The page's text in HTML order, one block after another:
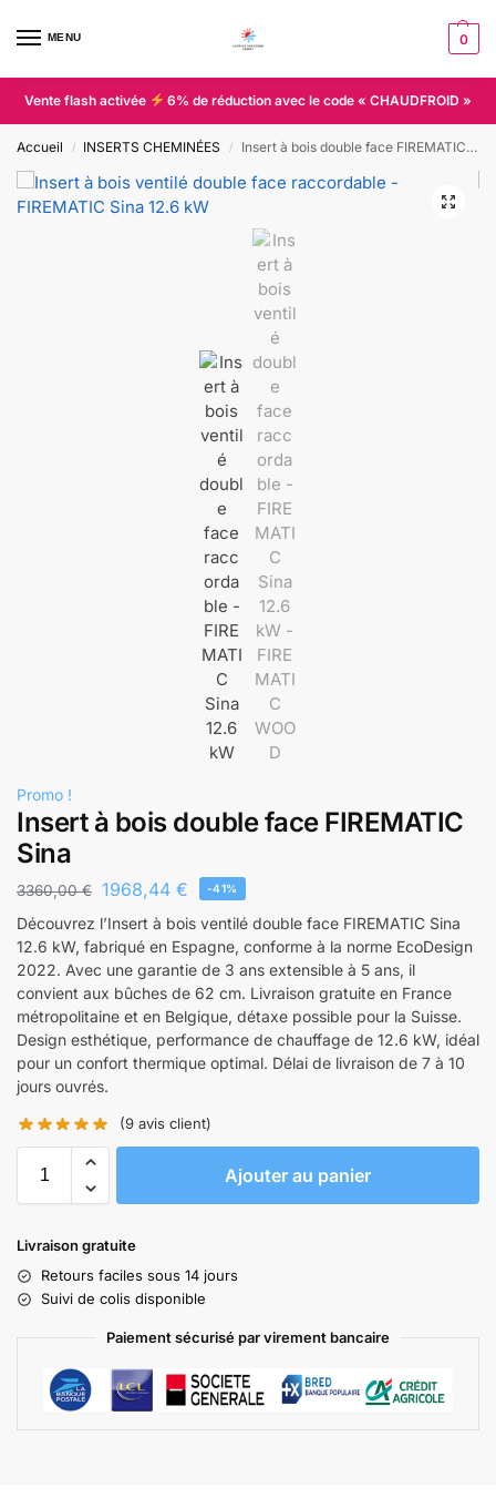
MENU 0
Vente flash activée 6% de réduction avec le code « CHAUDFROID »
Accueil / INSERTS CHEMINÉES / Insert à bois double face FIREMATIC Sina
Promo !
Insert à bois double face FIREMATIC
Sina
3360,00€ 1968,44 € -41%
Découvrez l’Insert à bois ventilé double face FIREMATIC Sina
12.6 kW, fabriqué en Espagne, conforme à la norme EcoDesign
2022. Avec une garantie de 3 ans extensible à 5 ans, il
convient aux bûches de 62 cm. Livraison gratuite en France
métropolitaine et en Belgique, détaxe possible pour la Suisse.
Design esthétique, performance de chauffage de 12.6 kW, idéal
pour un confort thermique optimal. Délai de livraison de 7 à 10
jours ouvrés.
(9 avis client)
Ajouter au panier
Livraison gratuite
Retours faciles sous 14 jours
Suivi de colis disponible
Paiement sécurisé par virement bancaire